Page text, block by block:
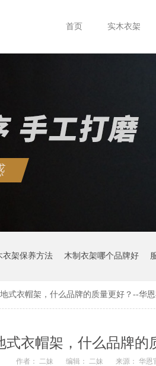
首页 实木衣架
衣架保养方法 木制衣架哪个品牌好
式衣帽架，什么品牌的质量更好？--华
式衣帽架，什么品牌的
作者： 二妹 编辑： 二妹 来源： 华恩